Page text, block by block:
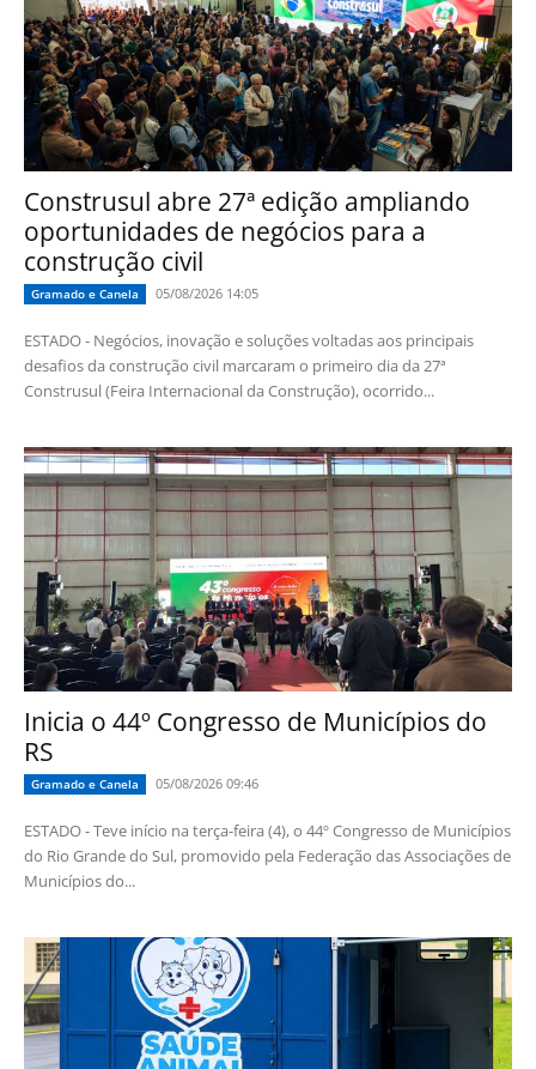
Construsul abre 27ª edição ampliando
oportunidades de negócios para a
construção civil
Gramado e Canela 05/08/2026 14:05
ESTADO - Negócios, inovação e soluções voltadas aos principais
desafios da construção civil marcaram o primeiro dia da 27ª
Construsul (Feira Internacional da Construção), ocorrido...
Inicia o 44º Congresso de Municípios do
RS
Gramado e Canela 05/08/2026 09:46
ESTADO - Teve início na terça-feira (4), o 44º Congresso de Municípios
do Rio Grande do Sul, promovido pela Federação das Associações de
Municípios do...